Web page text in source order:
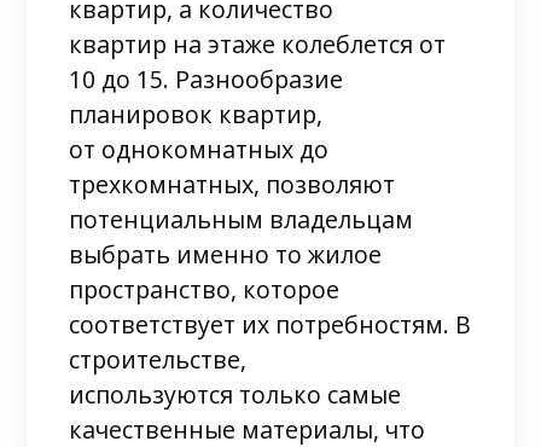
квартир, а количество
квартир на этаже колеблется от
10 до 15. Разнообразие
планировок квартир,
от однокомнатных до
трехкомнатных, позволяют
потенциальным владельцам
выбрать именно то жилое
пространство, которое
соответствует их потребностям. В
строительстве,
используются только самые
качественные материалы, что